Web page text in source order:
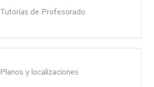
Tutorías de Profesorado
Planos y localizaciones